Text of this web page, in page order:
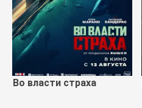
Во власти страха